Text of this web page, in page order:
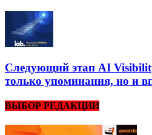
Следующий этап AI
только упоминания, но и
ВЫБОР РЕДАКЦИИ